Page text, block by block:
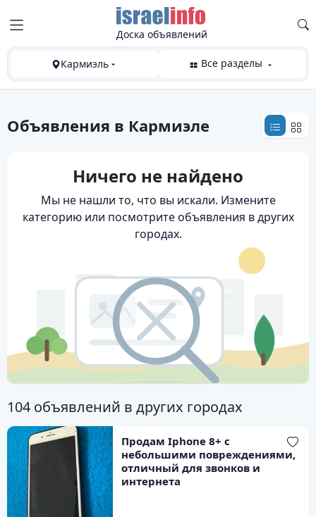
Доска объявлений
Кармиэль Все разделы
Объявления в Кармиэле
Ничего не найдено
Мы не нашли то, что вы искали. Измените
категорию или посмотрите объявления в других
городах.
104 объявлений в других городах
Продам Iphone 8+ с
небольшими повреждениями,
отличный для звонков и
интернета